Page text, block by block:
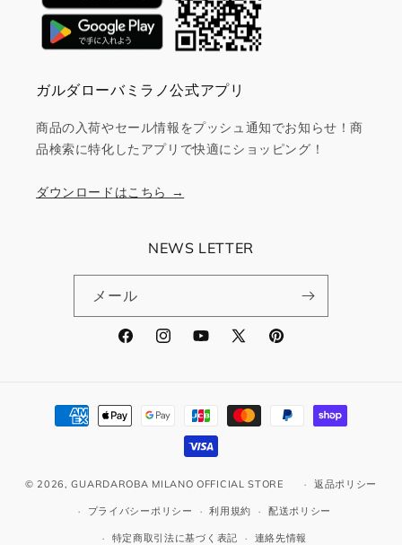
ガルダローバミラノ公式アプリ
商品の入荷やセール情報をプッシュ通知でお知らせ！商
品検索に特化したアプリで快適にショッピング！
ダウンロードはこちら →
NEWS LETTER
メール
FacebookInstagramYouTube
X
Pinterest
法
© 2026,GUARDAROBA MILANO OFFICIAL STORE 返品ポリシー
プライバシーポリシー 利用規約 配送ポリシー
特定商取引法に基づく表記 連絡先情報